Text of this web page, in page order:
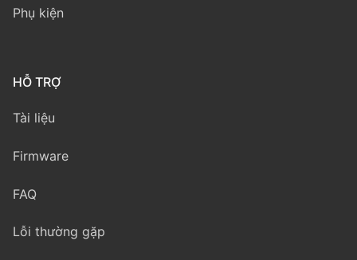
Phụ kiện
HỖ TRỢ
Tài liệu
Firmware
FAQ
Lỗi thường gặp